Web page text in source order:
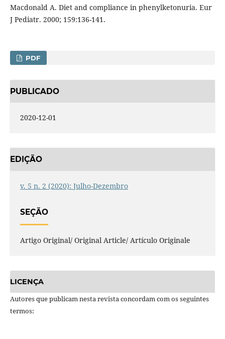
Macdonald A. Diet and compliance in phenylketonuria. Eur
J Pediatr. 2000; 159:136-141.
PDF
PUBLICADO
2020-12-01
EDIÇÃO
v. 5 n. 2 (2020): Julho-Dezembro
SEÇÃO
Artigo Original/ Original Article/ Artículo Originale
LICENÇA
Autores que publicam nesta revista concordam com os seguintes
termos: